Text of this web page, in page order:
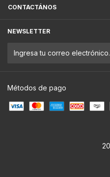
CONTACTÁNOS
NEWSLETTER
Métodos de pago